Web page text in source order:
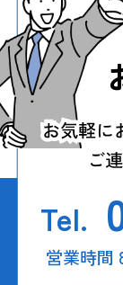
Tel.
営業時間